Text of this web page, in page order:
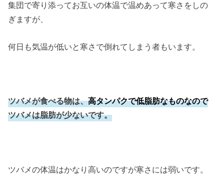
集団で寄り添ってお互いの体温で温めあって寒さをしの
ぎますが、
何日も気温が低いと寒さで倒れてしまう者もいます。
ツバメが食べる物は、高タンパクで低脂肪なものなので
ツバメは脂肪が少ないです。
ツバメの体温はかなり高いのですが寒さには弱いです。